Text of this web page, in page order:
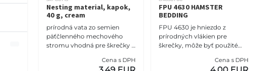
Nesting material, kapok,
40 g, cream
prírodná vata zo semien
päťčlenného mechového
stromu vhodná pre škrečky a
Cena s DPH
FPU 4630 HAMSTER
BEDDING
FPU 4630 je hniezdo z
prírodných vlákien pre
škrečky, môže byť použité
do úkrytu. Toto hniezdoCena s DPH